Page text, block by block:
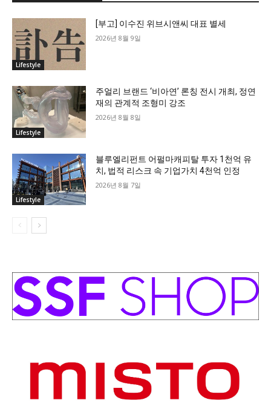
Lifestyle
[부고] 이수진 위브시앤씨 대표 별세
2026년 8월 9일
Lifestyle
주얼리 브랜드 ‘비아연’ 론칭 전시 개최, 정연
재의 관계적 조형미 강조
2026년 8월 8일
Lifestyle
블루엘리펀트 어펄마캐피탈 투자 1천억 유
치, 법적 리스크 속 기업가치 4천억 인정
2026년 8월 7일